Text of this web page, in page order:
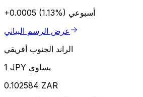
+0.0005 (1.13%) أسبوعي
عرض الرسم البياني
الراند الجنوب أفريقي
1 JPY يساوي
0.102584 ZAR